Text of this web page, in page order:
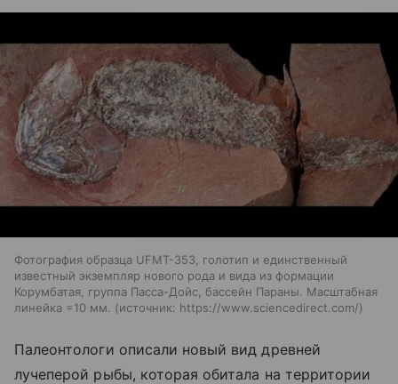
Фотография образца UFMT-353, голотип и единственный
известный экземпляр нового рода и вида из формации
Корумбатая, группа Пасса-Дойс, бассейн Параны. Масштабная
линейка =10 мм.
источник: https://www.sciencedirect.com/
Палеонтологи описали новый вид древней
лучеперой рыбы, которая обитала на территории